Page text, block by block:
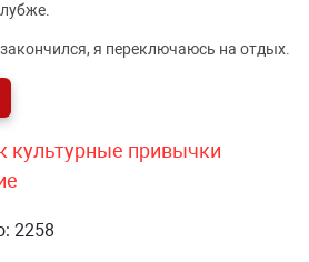
я переключаюсь на отдых.
культурные привычки
2258